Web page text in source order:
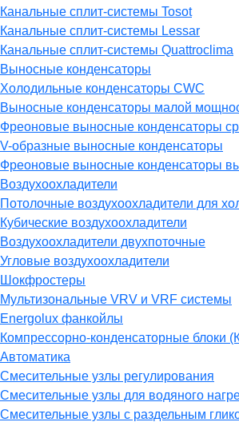
Канальные сплит-системы Tosot
Канальные сплит-системы Lessar
Канальные сплит-системы Quattroclima
Выносные конденсаторы
Холодильные конденсаторы CWC
Выносные конденсаторы малой
Фреоновые выносные конденсаторы
V-образные выносные конденсаторы
Фреоновые выносные конденсаторы
Воздухоохладители
Потолочные воздухоохладители для
Кубические воздухоохладители
Воздухоохладители двухпоточные
Угловые воздухоохладители
Шокфростеры
Мультизональные VRV и VRF системы
Energolux фанкойлы
Компрессорно-конденсаторные блоки
Автоматика
Смесительные узлы регулирования
Смесительные узлы для водяного
Смесительные узлы с раздельным